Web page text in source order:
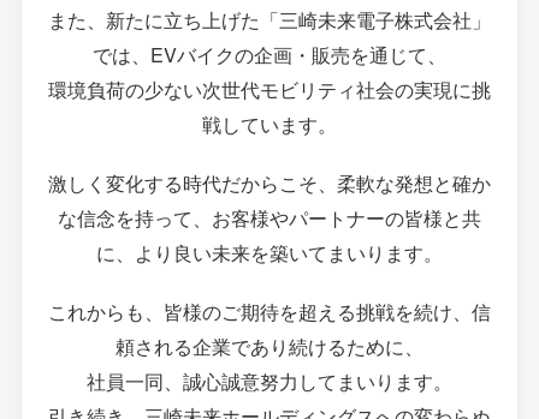
また、新たに立ち上げた「三崎未来電子株式会社」
では、EVバイクの企画・販売を通じて、
環境負荷の少ない次世代モビリティ社会の実現に挑
戦しています。
激しく変化する時代だからこそ、柔軟な発想と確か
な信念を持って、 お客様やパートナーの皆様と共
に、より良い未来を築いてまいります。
これからも、皆様のご期待を超える挑戦を続け、信
頼される企業であり続けるために、
社員一同、誠心誠意努力してまいります。